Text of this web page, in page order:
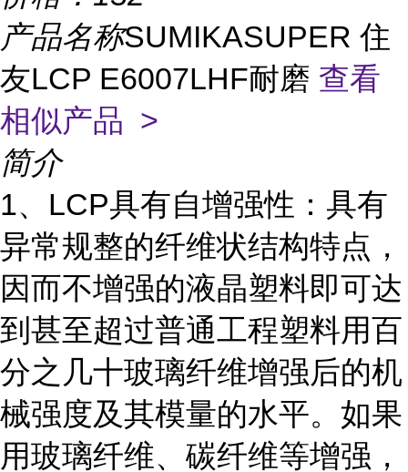
产品名称SUMIKASUPER 住
友LCP E6007LHF耐磨 查看
相似产品 >
简介
1、LCP具有自增强性：具有
异常规整的纤维状结构特点，
因而不增强的液晶塑料即可达
到甚至超过普通工程塑料用百
分之几十玻璃纤维增强后的机
械强度及其模量的水平。如果
用玻璃纤维、碳纤维等增强，